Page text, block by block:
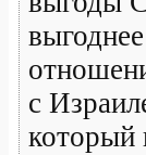
с
который